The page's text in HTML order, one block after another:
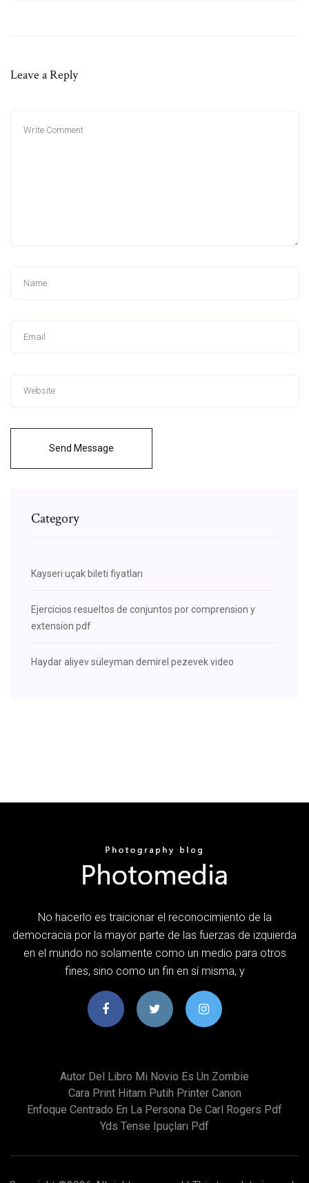
Leave a Reply
Send Message
Category
Kayseri uçak bileti fiyatları
Ejercicios resueltos de conjuntos por comprension y
extension pdf
Haydar aliyev süleyman demirel pezevek video
No hacerlo es traicionar el reconocimiento de la
democracia por la mayor parte de las fuerzas de izquierda
en el mundo no solamente como un medio para otros
fines, sino como un fin en sí misma, y
Autor Del Libro Mi Novio Es Un Zombie
Cara Print Hitam Putih Printer Canon
Enfoque Centrado En La Persona De Carl Rogers Pdf
Yds Tense Ipuçları Pdf